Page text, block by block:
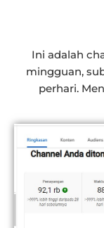
Ini adalah
mingguan,
perhari.